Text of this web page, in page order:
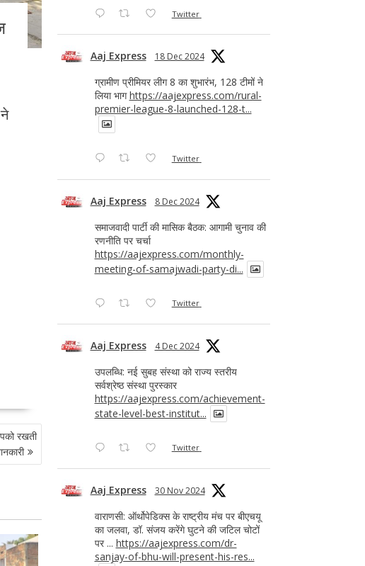
रखती
Twitter
Aaj Express 18 Dec 2024
ग्रामीण प्रीमियर लीग 8 का शुभारंभ, 128 टीमों ने
लिया भागhttps://aajexpress.com/rural-
premier-league-8-launched-128-t...
Twitter
Aaj Express 8 Dec 2024
समाजवादी पार्टी की मासिक बैठक: आगामी चुनाव की
रणनीति पर चर्चा
https://aajexpress.com/monthly-
meeting-of-samajwadi-party-di...
Twitter
Aaj Express 4 Dec 2024
उपलब्धि: नई सुबह संस्था को राज्य स्तरीय
सर्वश्रेष्ठ संस्था पुरस्कार
https://aajexpress.com/achievement-
state-level-best-institut...
Twitter
Aaj Express 30 Nov 2024
वाराणसी: ऑर्थोपेडिक्स के राष्ट्रीय मंच पर बीएचयू
का जलवा, डॉ. संजय करेंगे घुटने की जटिल चोटों
पर ... https://aajexpress.com/dr-
sanjay-of-bhu-will-present-his-res...